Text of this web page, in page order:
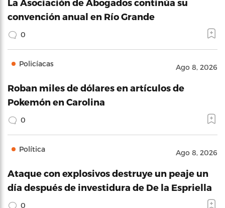
La Asociación de Abogados continúa su
convención anual en Río Grande
0
Policíacas Ago 8, 2026
Roban miles de dólares en artículos de
Pokemón en Carolina
0
Política Ago 8, 2026
Ataque con explosivos destruye un peaje un
día después de investidura de De la Espriella
0